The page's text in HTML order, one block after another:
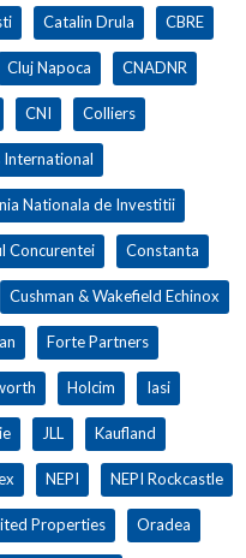
Catalin Drula CBRE
Cluj Napoca CNADNR
CNI Colliers
International
Nationala de Investitii
Concurentei Constanta
Cushman & Wakefield Echinox
Forte Partners
Holcim Iasi
JLL Kaufland
NEPI NEPI Rockcastle
Properties Oradea